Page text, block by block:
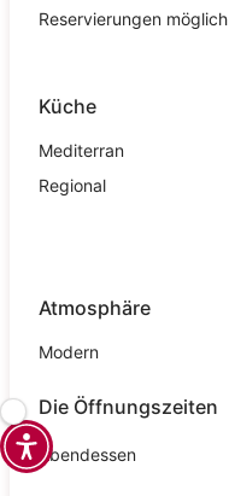
Reservierungen möglich
Küche
Mediterran
Regional
Atmosphäre
Modern
Die Öffnungszeiten
Abendessen